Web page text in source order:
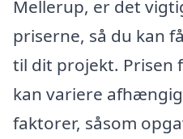
Mellerup, er det
priserne, så du kan
til dit projekt. Prisen
kan variere
faktorer, såsom